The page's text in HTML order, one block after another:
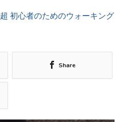
超 初心者のためのウォーキング
Share